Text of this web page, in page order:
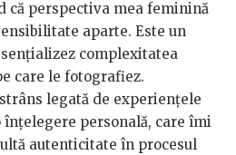
că perspectiva mea feminină
aparte. Este un
complexitatea
care le fotografiez.
legată de experiențele
înțelegere personală, care îmi
autenticitate în procesul